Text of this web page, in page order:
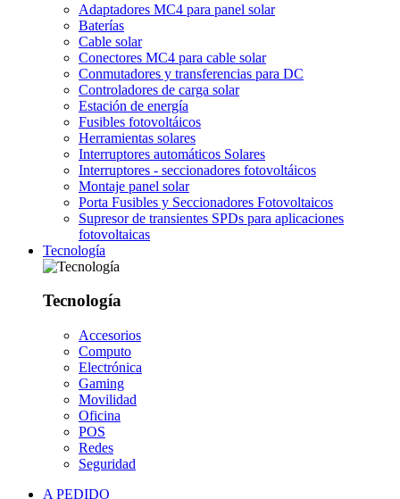
Adaptadores MC4 para panel solar
Baterías
Cable solar
Conectores MC4 para cable solar
Conmutadores y transferencias para DC
Controladores de carga solar
Estación de energía
Fusibles fotovoltáicos
Herramientas solares
Interruptores automáticos Solares
Interruptores - seccionadores fotovoltáicos
Montaje panel solar
Porta Fusibles y Seccionadores Fotovoltaicos
Supresor de transientes SPDs para aplicaciones
fotovoltaicas
Tecnología
Tecnología
Accesorios
Computo
Electrónica
Gaming
Movilidad
Oficina
POS
Redes
Seguridad
A PEDIDO